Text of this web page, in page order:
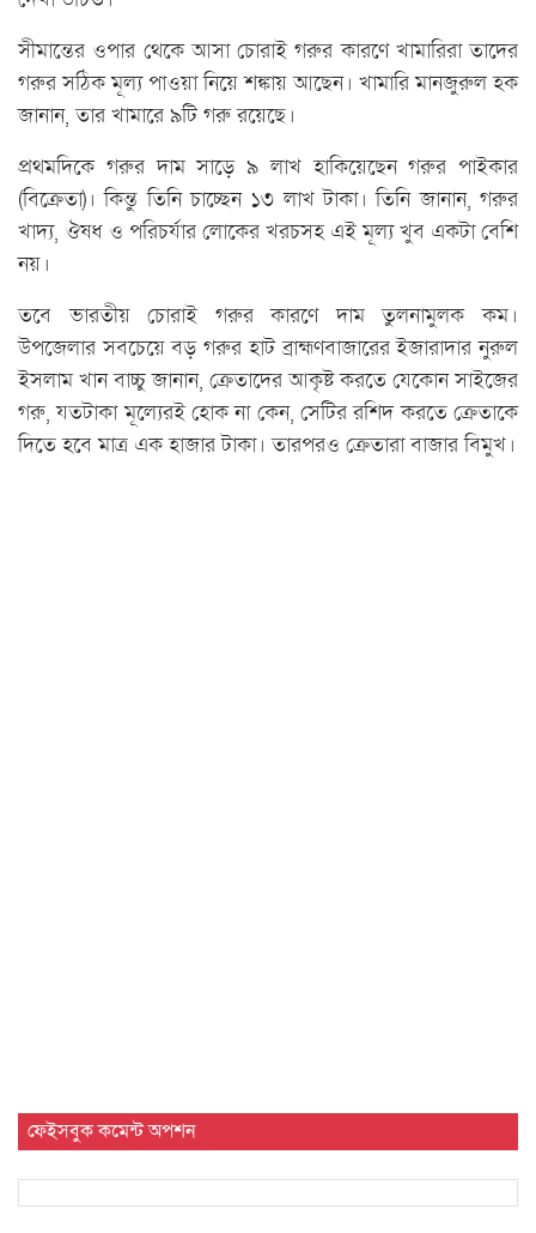
সীমান্তের ওপার থেকে আসা চোরাই গরুর কারণে খামারিরা তাদের
গরুর সঠিক মূল্য পাওয়া নিয়ে শঙ্কায় আছেন। খামারি মানজুরুল হক
জানান, তার খামারে ৯টি গরু রয়েছে।
প্রথমদিকে গরুর দাম সাড়ে ৯ লাখ হাকিয়েছেন গরুর পাইকার
(বিক্রেতা)। কিন্তু তিনি চাচ্ছেন ১৩ লাখ টাকা। তিনি জানান, গরুর
খাদ্য, ঔষধ ও পরিচর্যার লোকের খরচসহ এই মূল্য খুব একটা বেশি
নয়।
তবে ভারতীয় চোরাই গরুর কারণে দাম তুলনামুলক কম।
উপজেলার সবচেয়ে বড় গরুর হাট ব্রাহ্মণবাজারের ইজারাদার নুরুল
ইসলাম খান বাচ্চু জানান, ক্রেতাদের আকৃষ্ট করতে যেকোন সাইজের
গরু, যতটাকা মূল্যেরই হোক না কেন, সেটির রশিদ করতে ক্রেতাকে
দিতে হবে মাত্র এক হাজার টাকা। তারপরও ক্রেতারা বাজার বিমুখ।
ফেইসবুক কমেন্ট অপশন